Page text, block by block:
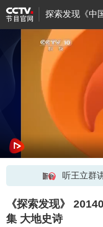
探索发现《中
听王立群
《探索发现》
集 大地史诗